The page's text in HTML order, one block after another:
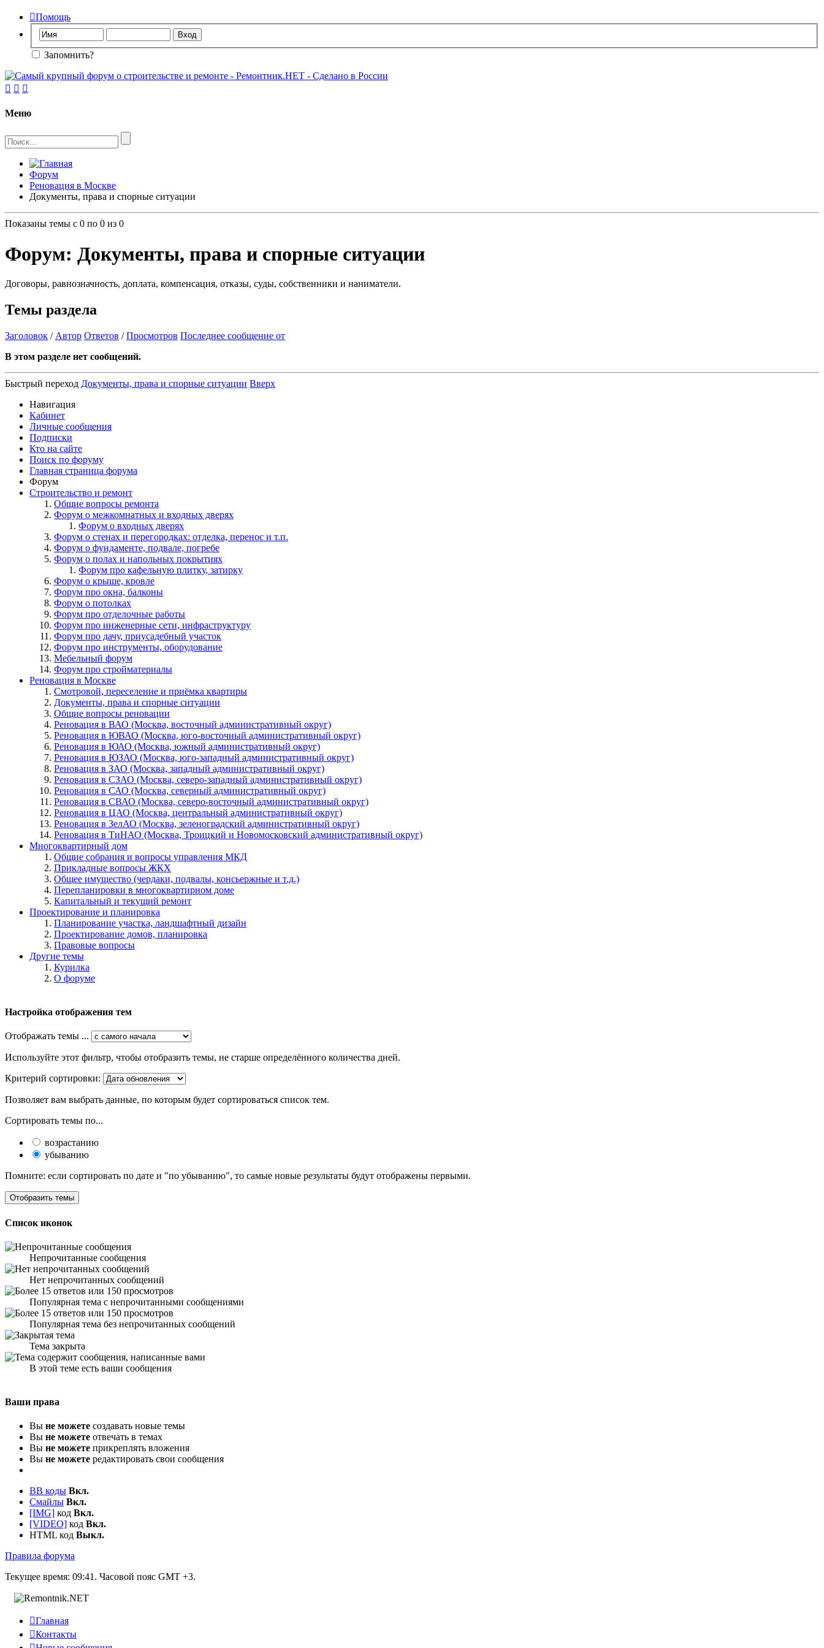
Помощь
Запомнить?
  
Меню
Форум
Реновация в Москве
Документы, права и спорные ситуации
Показаны темы с 0 по 0 из 0
Форум: Документы, права и спорные ситуации
Договоры, равнозначность, доплата, компенсация, отказы, суды, собственники и наниматели.
Темы раздела
Заголовок / Автор Ответов /Просмотров Последнее сообщение от
В этом разделе нет сообщений.
Быстрый переход Документы, права и спорные ситуации Вверх
Навигация
Кабинет
Личные сообщения
Подписки
Кто на сайте
Поиск по форуму
Главная страница форума
Форум
Строительство и ремонт
Общие вопросы ремонта
Форум о межкомнатных и входных дверях
Форум о входных дверях
Форум о стенах и перегородках: отделка, перенос и т.п.
Форум о фундаменте, подвале, погребе
Форум о полах и напольных покрытиях
Форум про кафельную плитку, затирку
Форум о крыше, кровле
Форум про окна, балконы
Форум о потолках
Форум про отделочные работы
Форум про инженерные сети, инфраструктуру
Форум про дачу, приусадебный участок
Форум про инструменты, оборудование
Мебельный форум
Форум про стройматериалы
Реновация в Москве
Смотровой, переселение и приёмка квартиры
Документы, права и спорные ситуации
Общие вопросы реновации
Реновация в ВАО (Москва, восточный административный округ)
Реновация в ЮВАО (Москва, юго-восточный административный округ)
Реновация в ЮАО (Москва, южный административный округ)
Реновация в ЮЗАО (Москва, юго-западный административный округ)
Реновация в ЗАО (Москва, западный административный округ)
Реновация в СЗАО (Москва, северо-западный административный округ)
Реновация в САО (Москва, северный административный округ)
Реновация в СВАО (Москва, северо-восточный административный округ)
Реновация в ЦАО (Москва, центральный административный округ)
Реновация в ЗелАО (Москва, зеленоградский административный округ)
Реновация в ТиНАО (Москва, Троицкий и Новомосковский административный округ)
Многоквартирный дом
Общие собрания и вопросы управления МКД
Прикладные вопросы ЖКХ
Общее имущество (чердаки, подвалы, консьержные и т.д.)
Перепланировки в многоквартирном доме
Капитальный и текущий ремонт
Проектирование и планировка
Планирование участка, ландшафтный дизайн
Проектирование домов, планировка
Правовые вопросы
Другие темы
Курилка
О форуме
Настройка отображения тем
Отображать темы ...
Используйте этот фильтр, чтобы отобразить темы, не старше определённого количества дней.
Критерий сортировки:
Позволяет вам выбрать данные, по которым будет сортироваться список тем.
Сортировать темы по...
возрастанию
убыванию
Помните: если сортировать по дате и "по убыванию", то самые новые результаты будут отображены первыми.
Список иконок
Непрочитанные сообщения
Нет непрочитанных сообщений
Популярная тема с непрочитанными сообщениями
Популярная тема без непрочитанных сообщений
Тема закрыта
В этой теме есть ваши сообщения
Ваши права
Вы не можете создавать новые темы
Вы не можете отвечать в темах
Вы не можете прикреплять вложения
Вы не можете редактировать свои сообщения
BB коды Вкл.
Смайлы Вкл.
[IMG] код Вкл.
[VIDEO] код Вкл.
HTML код Выкл.
Правила форума
Текущее время: 09:41. Часовой пояс GMT +3.
Главная
Контакты